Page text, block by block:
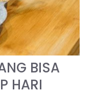
BISA
HARI